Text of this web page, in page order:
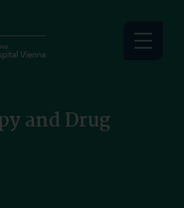
and Drug